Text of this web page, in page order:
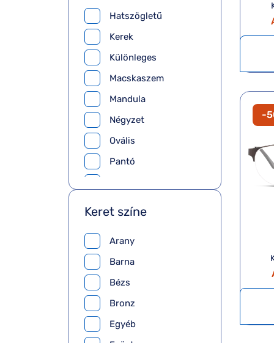
Hatszögletű
Kerek
Különleges
Macskaszem
Mandula
Négyzet
Ovális
Pantó
Keret színe
Arany
Barna
Bézs
Bronz
Egyéb
-